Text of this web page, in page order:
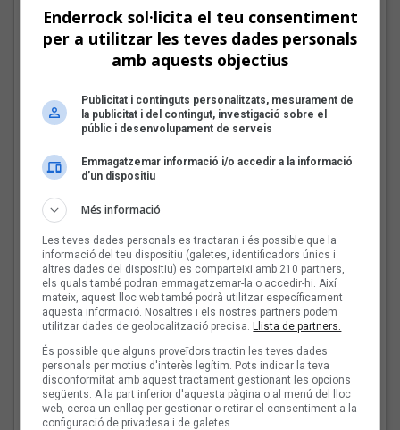
El cromo de Joan Soler Amigó
Les veus dels himnes del futbol
català: Joan Soler Amigó
Fins a finals d'agost, repassarem diferents himnes que els
grups i artistes catalans han fet per equips de futbol d'arreu
dels Països Catalans
Les Cruet: «Als primers
discos sentia
moltíssima ràbia, però
ara estic més serena i en
pau»
Enderrock sol·licita el teu consentiment
per a utilitzar les teves dades personals
amb aquests objectius
Publicitat i continguts personalitzats, mesurament de
la publicitat i del contingut, investigació sobre el
públic i desenvolupament de serveis
Emmagatzemar informació i/o accedir a la informació
d’un dispositiu
Més informació
Les teves dades personals es tractaran i és possible que la
informació del teu dispositiu (galetes, identificadors únics i
altres dades del dispositiu) es comparteixi amb 210 partners,
els quals també podran emmagatzemar-la o accedir-hi. Així
mateix, aquest lloc web també podrà utilitzar específicament
aquesta informació. Nosaltres i els nostres partners podem
utilitzar dades de geolocalització precisa. Llista de partners.
És possible que alguns proveïdors tractin les teves dades
personals per motius d'interès legítim. Pots indicar la teva
disconformitat amb aquest tractament gestionant les opcions
següents. A la part inferior d'aquesta pàgina o al menú del lloc
web, cerca un enllaç per gestionar o retirar el consentiment a la
configuració de privadesa i de galetes.